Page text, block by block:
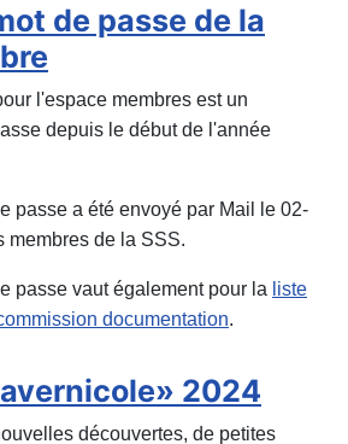
de passe de la
l'espace membres est un
depuis le début de l'année
passe a été envoyé par Mail le 02-
membres de la SSS.
passe vaut également pour la liste
documentation.
2024
découvertes, de petites